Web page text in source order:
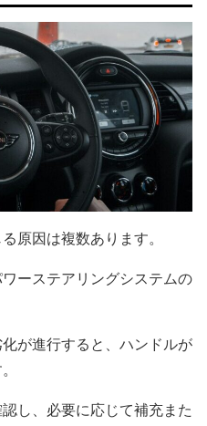
原因は複数あります。
ーステアリングシステムの
が進行すると、ハンドルが
し、必要に応じて補充また